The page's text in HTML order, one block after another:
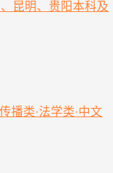
昆明、贵阳本科及
播类·法学类·中文